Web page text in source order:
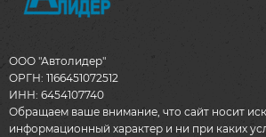
ООО "Автолидер"
ОРГН: 1166451072512
ИНН: 6454107740
Обращаем ваше внимание, что сайт носит
информационный характер и ни при каких